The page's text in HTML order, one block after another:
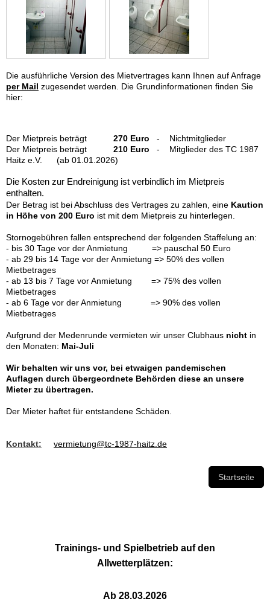
Die ausführliche Version des Mietvertrages kann Ihnen auf Anfrage
per Mail zugesendet werden. Die Grundinformationen finden Sie
hier:
Der Mietpreis beträgt 270 Euro - Nichtmitglieder
Der Mietpreis beträgt 210 Euro - Mitglieder des TC 1987
Haitz e.V. (ab 01.01.2026)
Die Kosten zur Endreinigung ist verbindlich im Mietpreis
enthalten.
Der Betrag ist bei Abschluss des Vertrages zu zahlen, eine Kaution
in Höhe von 200 Euro ist mit dem Mietpreis zu hinterlegen.
Stornogebühren fallen entsprechend der folgenden Staffelung an:
- bis 30 Tage vor der Anmietung => pauschal 50 Euro
- ab 29 bis 14 Tage vor der Anmietung => 50% des vollen
Mietbetrages
- ab 13 bis 7 Tage vor Anmietung => 75% des vollen
Mietbetrages
- ab 6 Tage vor der Anmietung => 90% des vollen
Mietbetrages
Aufgrund der Medenrunde vermieten wir unser Clubhaus nicht in
den Monaten: Mai-Juli
Wir behalten wir uns vor, bei etwaigen pandemischen
Auflagen durch übergeordnete Behörden diese an unsere
Mieter zu übertragen.
Der Mieter haftet für entstandene Schäden.
Kontakt: vermietung@tc-1987-haitz.de
Startseite
Trainings- und Spielbetrieb auf den
Allwetterplätzen:
Ab 28.03.2026